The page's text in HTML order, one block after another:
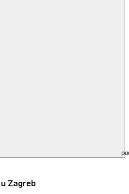
Zagreb